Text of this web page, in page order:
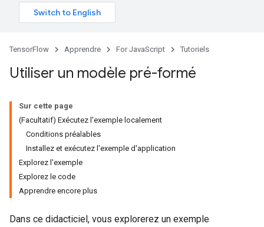
TensorFlow Apprendre For JavaScript Tutoriels
Utiliser un modèle pré-formé
Sur cette page
(Facultatif) Exécutez l'exemple localement
Conditions préalables
Installez et exécutez l'exemple d'application
Explorez l'exemple
Explorez le code
Apprendre encore plus
Dans ce didacticiel, vous explorerez un exemple